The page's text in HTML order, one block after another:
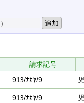
請求記号
913/ﾅｶﾔ/9
913/ﾅｶﾔ/9